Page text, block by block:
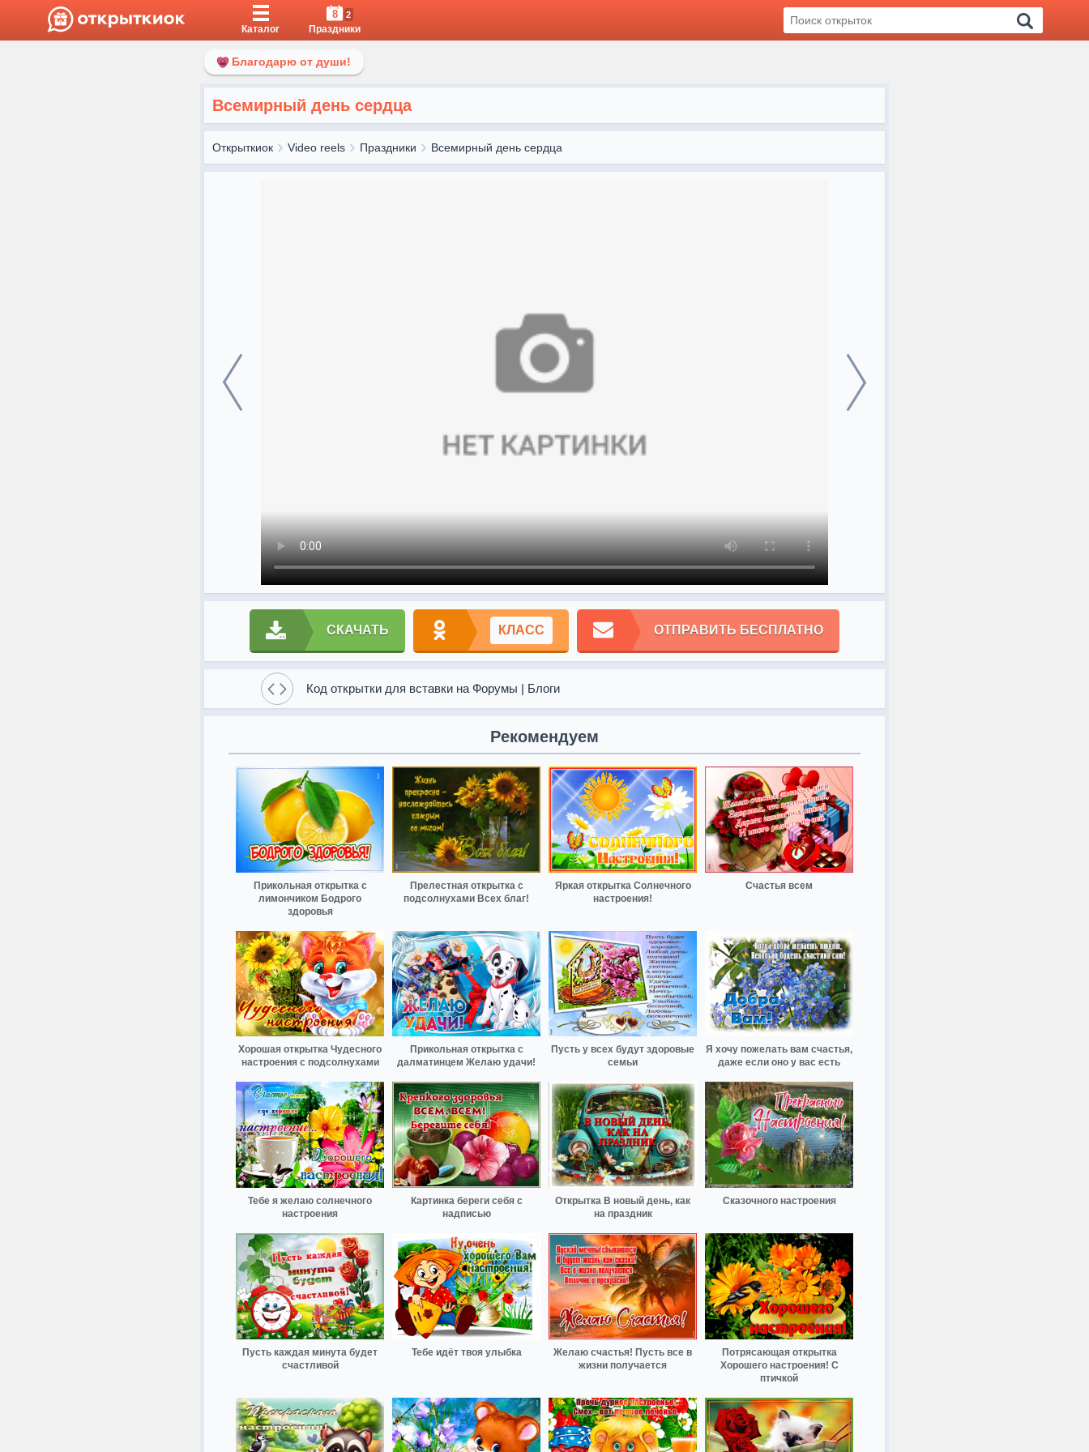
Каталог
8 2
Праздники
Благодарю от души!
Всемирный день сердца
Открыткиок Video reels Праздники Всемирный день сердца
СКАЧАТЬ КЛАСС ОТПРАВИТЬ БЕСПЛАТНО
Код открытки для вставки на Форумы | Блоги
Рекомендуем
Прикольная открытка с
лимончиком Бодрого
здоровья
Прелестная открытка с
подсолнухами Всех благ!
Яркая открытка Солнечного
настроения!
Счастья всем
Хорошая открытка Чудесного
настроения с подсолнухами
Прикольная открытка с
далматинцем Желаю удачи!
Пусть у всех будут здоровые
семьи
Я хочу пожелать вам счастья,
даже если оно у вас есть
Тебе я желаю солнечного
настроения
Картинка береги себя с
надписью
Открытка В новый день, как
на праздник
Сказочного настроения
Пусть каждая минута будет
счастливой
Тебе идёт твоя улыбка
Желаю счастья! Пусть все в
жизни получается
Потрясающая открытка
Хорошего настроения! С
птичкой